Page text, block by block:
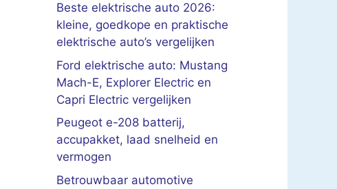
Beste elektrische auto 2026:
kleine, goedkope en praktische
elektrische auto’s vergelijken
Ford elektrische auto: Mustang
Mach-E, Explorer Electric en
Capri Electric vergelijken
Peugeot e-208 batterij,
accupakket, laad snelheid en
vermogen
Betrouwbaar automotive